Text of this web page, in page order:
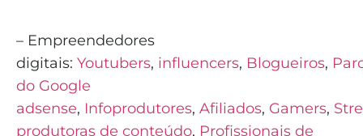
– Empreendedores
digitais: Youtubers, influencers, Blogueiros,
do Google
adsense, Infoprodutores, Afiliados, Gamers,
produtoras de conteúdo, Profissionais de